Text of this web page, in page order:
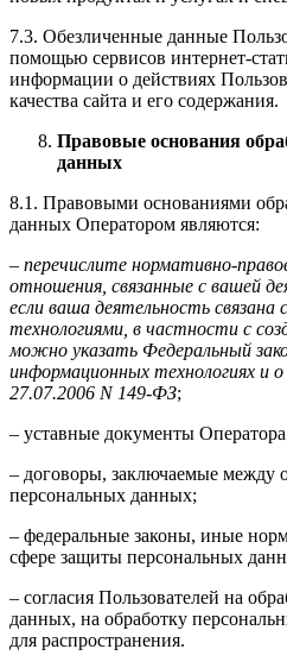
7.3. Обезличенные данные
помощью сервисов интернет-
информации о действиях
качества сайта и его содержания.
Правовые основания
данных
8.1. Правовыми основаниями
данных Оператором являются:
– перечислите нормативно-
отношения, связанные с вашей
если ваша деятельность
технологиями, в частности с
можно указать Федеральный
информационных технологиях и
27.07.2006 N 149-ФЗ;
– уставные документы
– договоры, заключаемые между
персональных данных;
– федеральные законы, иные
сфере защиты персональных
– согласия Пользователей на
данных, на обработку
для распространения.